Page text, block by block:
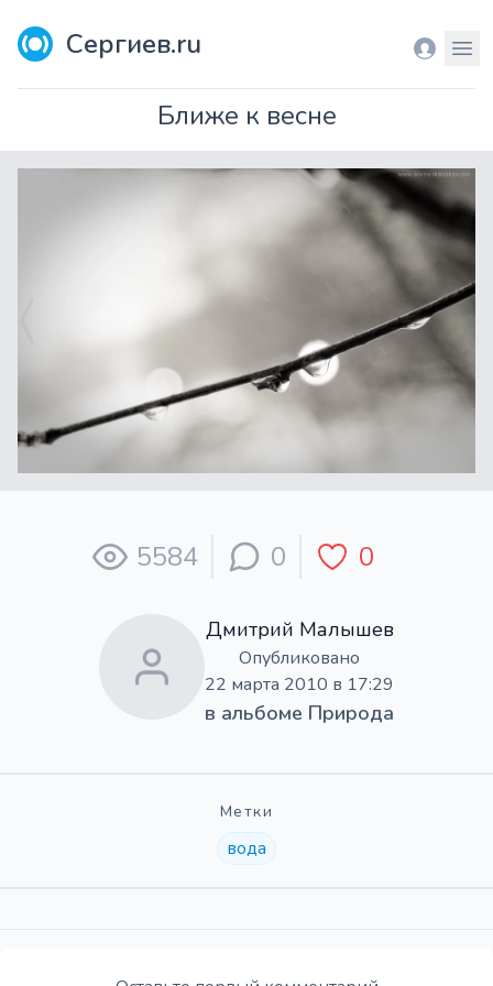
Сергиев.ru Вход
Ближе к весне
5584 0 0
Дмитрий Малышев
Опубликовано
22 марта 2010 в 17:29
в альбоме Природа
Метки
вода